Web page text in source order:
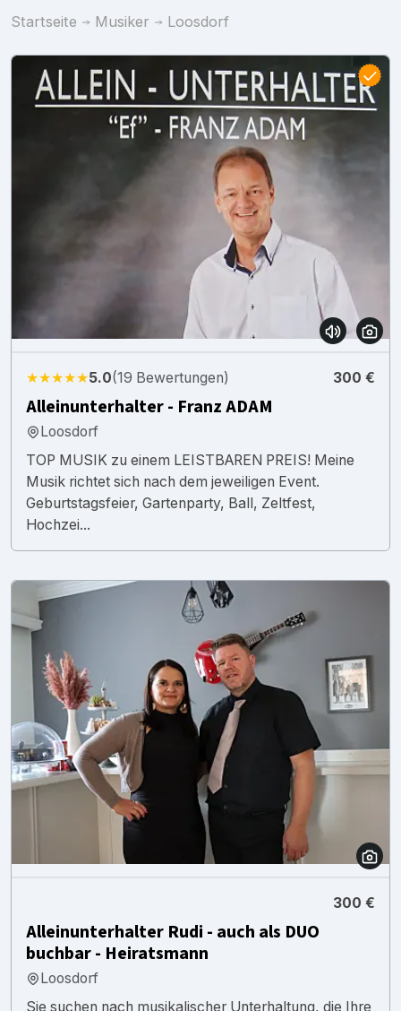
Startseite Musiker Loosdorf
★★★★★5.0(19 Bewertungen) 300 €
Alleinunterhalter - Franz ADAM
Loosdorf
TOP MUSIK zu einem LEISTBAREN PREIS! Meine
Musik richtet sich nach dem jeweiligen Event.
Geburtstagsfeier, Gartenparty, Ball, Zeltfest,
Hochzei...
300 €
Alleinunterhalter Rudi - auch als DUO
buchbar - Heiratsmann
Loosdorf
Sie suchen nach musikalischer Unterhaltung, die Ihre